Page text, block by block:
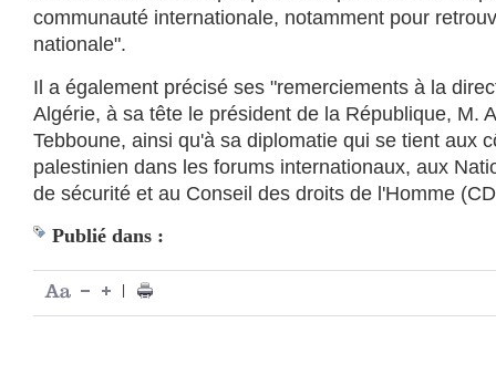
communauté internationale, notamment pour
nationale".
Il a également précisé ses "remerciements à la
Algérie, à sa tête le président de la République, M.
Tebboune, ainsi qu'à sa diplomatie qui se tient aux
palestinien dans les forums internationaux, aux
de sécurité et au Conseil des droits de l'Homme
Publié dans :